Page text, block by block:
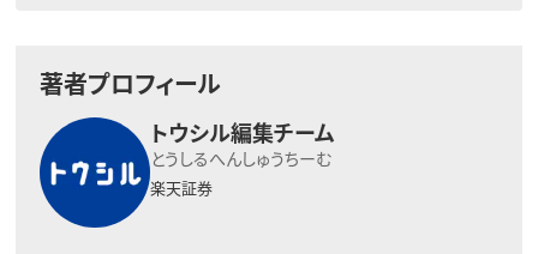
著者プロフィール
トウシル編集チーム
とうしるへんしゅうちーむ
楽天証券